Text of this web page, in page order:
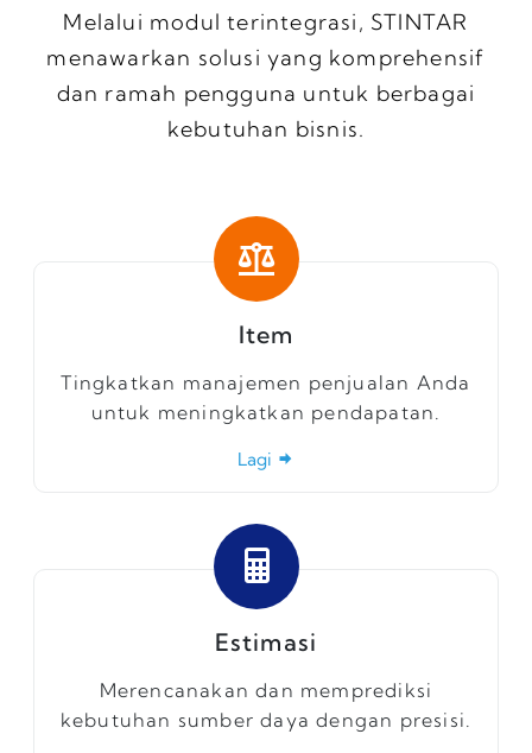
Melalui modul terintegrasi, STINTAR
menawarkan solusi yang komprehensif
dan ramah pengguna untuk berbagai
kebutuhan bisnis.
Item
Tingkatkan manajemen penjualan Anda
untuk meningkatkan pendapatan.
Lagi
Estimasi
Merencanakan dan memprediksi
kebutuhan sumber daya dengan presisi.